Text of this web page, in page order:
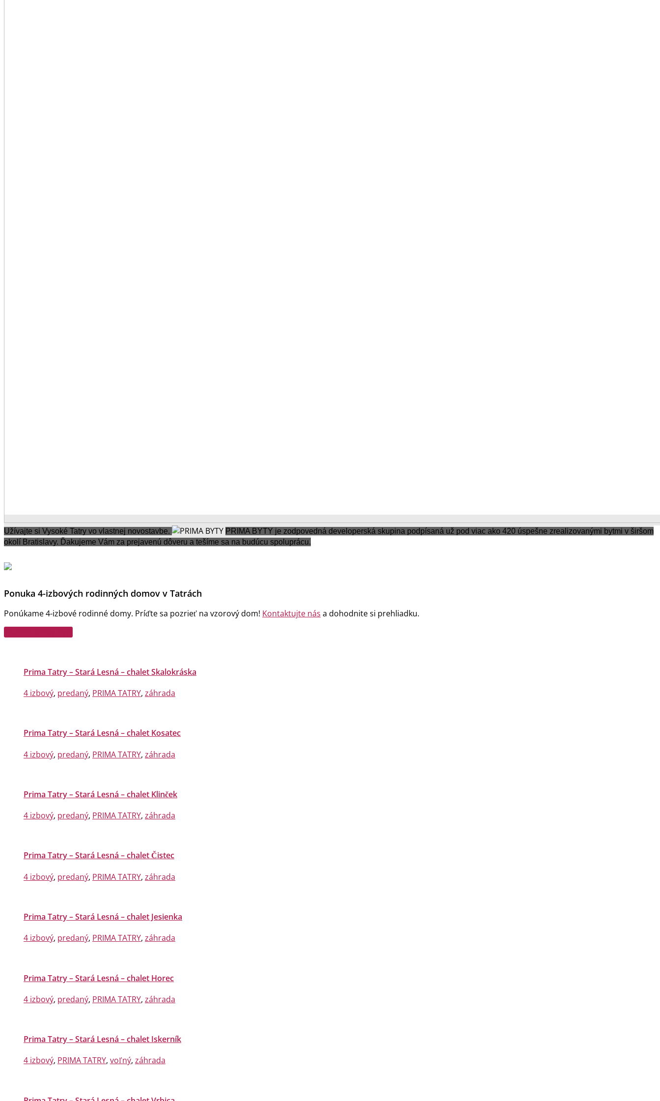
Užívajte si Vysoké Tatry vo vlastnej novostavbe.
PRIMA BYTY je zodpovedná developerská skupina podpísaná už pod viac ako 420 úspešne zrealizovanými bytmi v širšom
okolí Bratislavy. Ďakujeme Vám za prejavenú dôveru a tešíme sa na budúcu spoluprácu.
Ponuka 4-izbových rodinných domov v Tatrách
Ponúkame 4-izbové rodinné domy. Príďte sa pozrieť na vzorový dom! Kontaktujte nás a dohodnite si prehliadku.
Prima Tatry – Stará Lesná – chalet Skalokráska
4 izbový, predaný, PRIMA TATRY, záhrada
Prima Tatry – Stará Lesná – chalet Kosatec
4 izbový, predaný, PRIMA TATRY, záhrada
Prima Tatry – Stará Lesná – chalet Klinček
4 izbový, predaný, PRIMA TATRY, záhrada
Prima Tatry – Stará Lesná – chalet Čistec
4 izbový, predaný, PRIMA TATRY, záhrada
Prima Tatry – Stará Lesná – chalet Jesienka
4 izbový, predaný, PRIMA TATRY, záhrada
Prima Tatry – Stará Lesná – chalet Horec
4 izbový, predaný, PRIMA TATRY, záhrada
Prima Tatry – Stará Lesná – chalet Iskerník
4 izbový, PRIMA TATRY, voľný, záhrada